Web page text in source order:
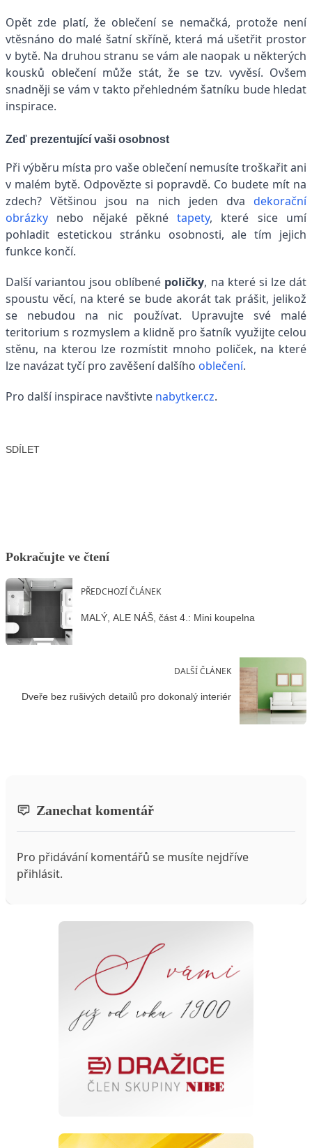
Opět zde platí, že oblečení se nemačká, protože není
vtěsnáno do malé šatní skříně, která má ušetřit prostor
v bytě. Na druhou stranu se vám ale naopak u některých
kousků oblečení může stát, že se tzv. vyvěsí. Ovšem
snadněji se vám v takto přehledném šatníku bude hledat
inspirace.
Zeď prezentující vaši osobnost
Při výběru místa pro vaše oblečení nemusíte troškařit ani
v malém bytě. Odpovězte si popravdě. Co budete mít na
zdech? Většinou jsou na nich jeden dva dekorační
obrázky nebo nějaké pěknétapety, které sice umí
pohladit estetickou stránku osobnosti, ale tím jejich
funkce končí.
Další variantou jsou oblíbené poličky, na které si lze dát
spoustu věcí, na které se bude akorát tak prášit, jelikož
se nebudou na nic používat. Upravujte své malé
teritorium s rozmyslem a klidně pro šatník využijte celou
stěnu, na kterou lze rozmístit mnoho poliček, na které
lze navázat tyčí pro zavěšení dalšího oblečení.
Pro další inspirace navštivte nabytker.cz.
SDÍLET
Pokračujte ve čtení
PŘEDCHOZÍ ČLÁNEK
MALÝ, ALE NÁŠ, část 4.: Mini koupelna
DALŠÍ ČLÁNEK
Dveře bez rušivých detailů pro dokonalý interiér
Zanechat komentář
Pro přidávání komentářů se musíte nejdříve
přihlásit.